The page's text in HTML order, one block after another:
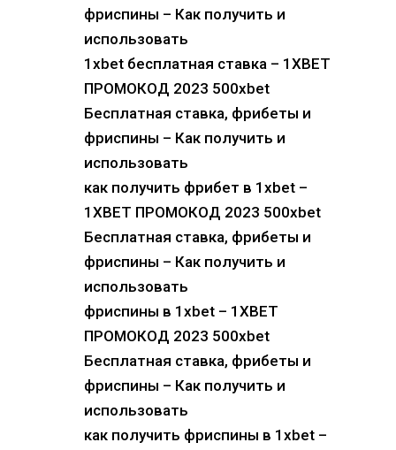
фриспины – Как получить и
использовать
1xbet бесплатная ставка – 1XBET
ПРОМОКОД 2023 500xbet
Бесплатная ставка, фрибеты и
фриспины – Как получить и
использовать
как получить фрибет в 1xbet –
1XBET ПРОМОКОД 2023 500xbet
Бесплатная ставка, фрибеты и
фриспины – Как получить и
использовать
фриспины в 1xbet – 1XBET
ПРОМОКОД 2023 500xbet
Бесплатная ставка, фрибеты и
фриспины – Как получить и
использовать
как получить фриспины в 1xbet –